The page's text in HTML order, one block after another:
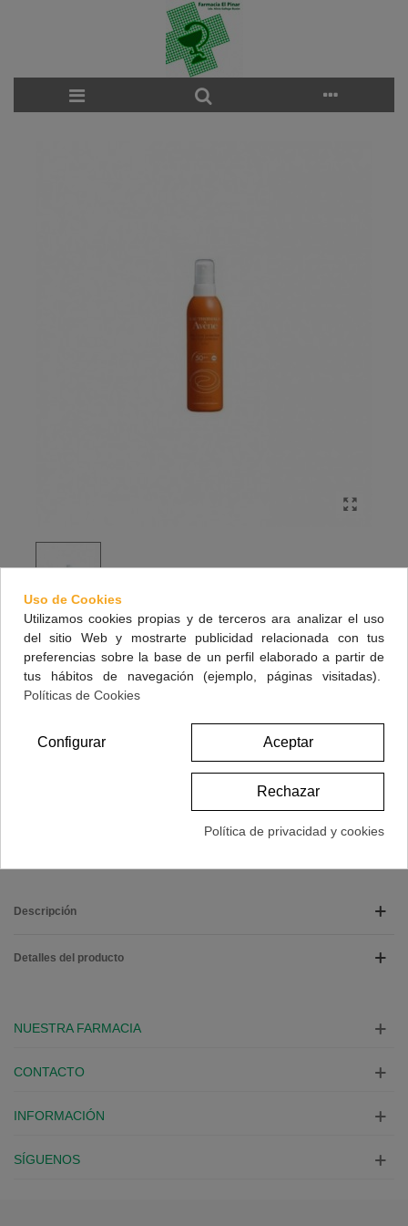
AVENE SPF 50+ SPRAY MUY ALTA
PROTECCION 200 ML
23,95 € (impuestos inc.)
Descripción
Detalles del producto
NUESTRA FARMACIA
CONTACTO
INFORMACIÓN
SÍGUENOS
Uso de Cookies
Utilizamos cookies propias y de terceros ara analizar el uso
del sitio Web y mostrarte publicidad relacionada con tus
preferencias sobre la base de un perfil elaborado a partir de
tus hábitos de navegación (ejemplo, páginas visitadas).
Políticas de Cookies
Aceptar
Rechazar
Configurar
Política de privacidad y cookies